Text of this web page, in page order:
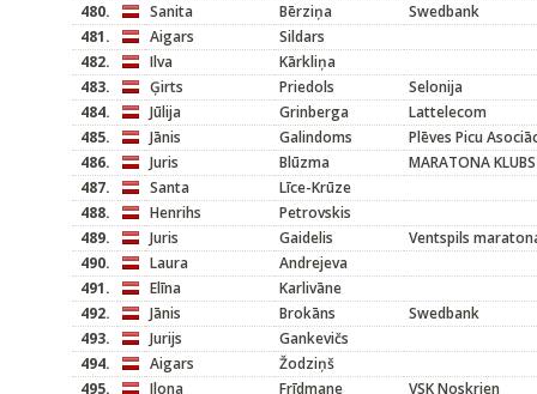
480.
Sanita Bērziņa
Swedbank
481.
Aigars
Sildars
482.
Ilva
Kārkliņa
483.
Ģirts Priedols
Selonija
484.
Jūlija Grinberga
Lattelecom
485.
Jānis Galindoms
Plēves Picu
486.
Juris Blūzma
MARATONA KLUBS
487.
Santa
Līce-Krūze
488.
Henrihs
Petrovskis
489.
Juris Gaidelis
Ventspils
490.
Laura
Andrejeva
491.
Elīna
Karlivāne
492.
Jānis Brokāns
Swedbank
493.
Jurijs
Gankevičs
494.
Aigars
Žodziņš
495.
Ilona Frīdmane VSK Noskrien